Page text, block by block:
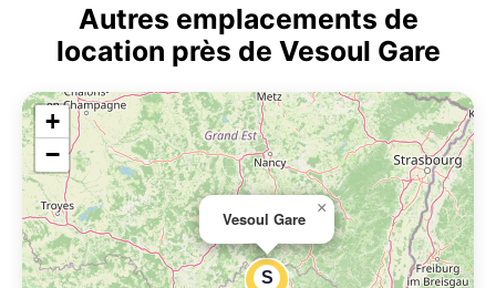
Autres emplacements de
location près de Vesoul Gare
S
Vesoul Gare
×
+
−